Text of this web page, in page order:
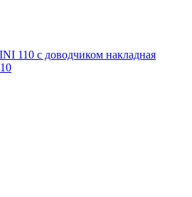
110 с доводчиком накладная